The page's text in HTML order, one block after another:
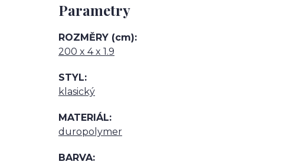
Parametry
ROZMĚRY (cm)
200 x 4 x 1.9
STYL
klasický
MATERIÁL
duropolymer
BARVA